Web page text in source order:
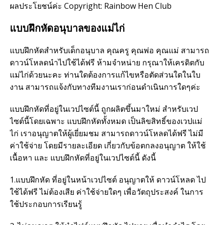
ผลประโยชน์ค่ะ Copyright: Rainbow Hen Club
แบบฝึกหัดอนุบาลของแม่ไก่
แบบฝึกหัดสำหรับเด็กอนุบาล คุณครู คุณพ่อ คุณแม่ สามารถ
ดาวน์โหลดนำไปใช้ได้ฟรี ห้ามจำหน่าย กรุณาให้เครดิตกับ
แม่ไก่ด้วยนะคะ ท่านใดต้องการแก้ไขหรือตัดส่วนใดในใบ
งาน สามารถแจ้งกับทางทีมงานเราก่อนดำเนินการใดๆค่ะ
แบบฝึกหัดที่อยู่ในเวปไซต์นี้ ถูกผลิตขึ้นมาใหม่ สำหรับเวป
ไซต์นี้โดยเฉพาะ แบบฝึกหัดทั้งหมด เป็นลิขสิทธิ์ของเวปแม่
ไก่ เราอนุญาตให้ผู้เยี่ยมชม สามารถดาวน์โหลดได้ฟรี ไม่มี
ค่าใช้จ่าย โดยมีรายละเอียด เกี่ยวกับข้อตกลงอนุญาต ให้ใช้
เนื้อหา และ แบบฝึกหัดที่อยู่ในเวปไซต์นี้ ดังนี้
1.แบบฝึกหัด ที่อยู่ในหน้าเวปไซต์ อนุญาตให้ ดาวน์โหลด ไป
ใช้ได้ฟรี ไม่ต้องเสีย ค่าใช้จ่ายใดๆ เพื่อวัตถุประสงค์ ในการ
ใช้ประกอบการเรียนรู้